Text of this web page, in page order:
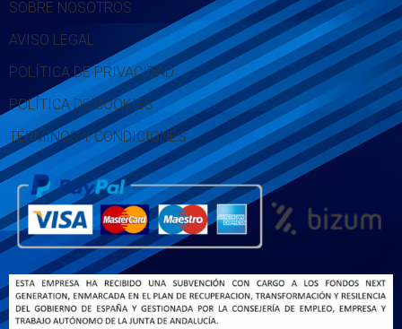
SOBRE NOSOTROS
AVISO LEGAL
POLÍTICA DE PRIVACIDAD
POLÍTICA DE COOKIES
TÉRMINOS Y CONDICIONES